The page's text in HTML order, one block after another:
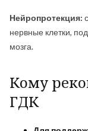
Нейропротекция:
нервные клетки,
мозга.
Кому
ГДК